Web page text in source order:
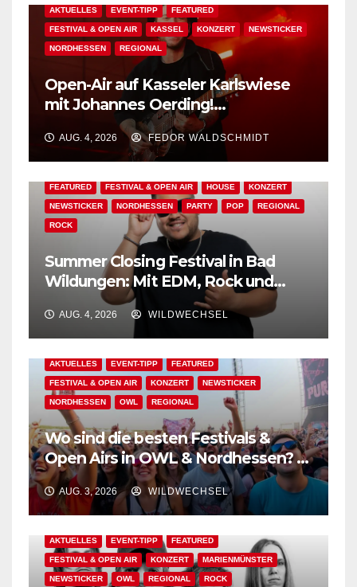
AKTUELLES EVENT-TIPP FEATURED
FESTIVAL & OPEN AIR KASSEL KONZERT NEWSTICKER
NORDHESSEN REGIONAL
Open-Air auf Kasseler Karlswiese
mit Johannes Oerding!
Zusatzkontingent an Tickets
erhältlich!
AUG. 4, 2026 FEDOR WALDSCHMIDT
FEATURED FESTIVAL & OPEN AIR HOUSE KONZERT
NEWSTICKER NORDHESSEN PARTY POP REGIONAL
ROCK
Summer Closing Festival in Bad
Wildungen: Mit EDM, Rock und
Festivalflair klingt der Sommer aus!
AUG. 4, 2026 WILDWECHSEL
AKTUELLES EVENT-TIPP FEATURED
FESTIVAL & OPEN AIR KONZERT NEWSTICKER
NORDHESSEN OWL REGIONAL
Wo sind die besten Festivals &
Open Airs in OWL & Nordhessen? –
Der Ww-Festival-Planer!
AUG. 3, 2026 WILDWECHSEL
AKTUELLES EVENT-TIPP FEATURED
FESTIVAL & OPEN AIR KONZERT MARIENMÜNSTER
NEWSTICKER OWL REGIONAL ROCK